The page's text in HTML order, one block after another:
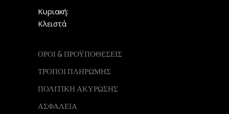
Κυριακή:
Κλειστά
ΟΡΟΙ & ΠΡΟΫΠΟΘΕΣΕΙΣ
ΤΡΟΠΟΙ ΠΛΗΡΩΜΗΣ
ΠΟΛΙΤΙΚΗ ΑΚΥΡΩΣΗΣ
ΑΣΦΑΛΕΙΑ